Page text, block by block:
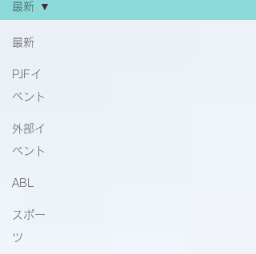
最新
PJFイ
ベント
外部イ
ベント
ABL
スポー
ツ
最新